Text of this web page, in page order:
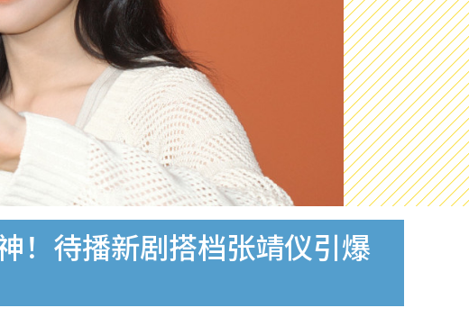
！待播新剧搭档张靖仪引爆